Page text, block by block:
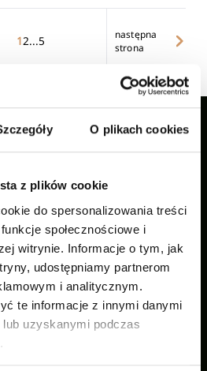
O plikach cookies
z plików cookie
do spersonalizowania treści
społecznościowe i
witrynie. Informacje o tym, jak
udostępniamy partnerom
i analitycznym.
te informacje z innymi danymi
uzyskanymi podczas
12...5
następna
strona